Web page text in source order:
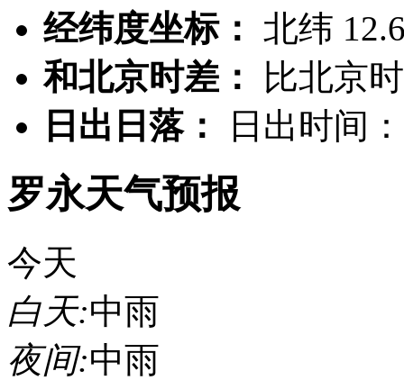
经纬度坐标： 北纬
和北京时差：
比北京
日出日落：
日出时间
罗永天气预报
今天
白天:中雨
夜间:中雨